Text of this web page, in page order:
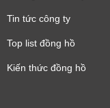
Tin tức công ty
Top list đồng hồ
Kiến thức đồng hồ